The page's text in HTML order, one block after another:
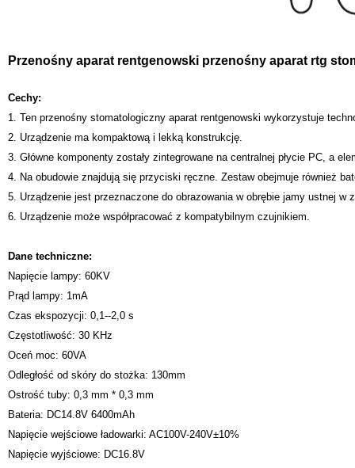
Przenośny aparat rentgenowski przenośny aparat rtg
Cechy:
1. Ten przenośny stomatologiczny aparat rentgenowski wykorzystuje
2. Urządzenie ma kompaktową i lekką konstrukcję.
3. Główne komponenty zostały zintegrowane na centralnej płycie PC, a
4. Na obudowie znajdują się przyciski ręczne. Zestaw obejmuje również
5. Urządzenie jest przeznaczone do obrazowania w obrębie jamy ustnej w
6. Urządzenie może współpracować z kompatybilnym czujnikiem.
Dane techniczne:
Napięcie lampy: 60KV
Prąd lampy: 1mA
Czas ekspozycji: 0,1--2,0 s
Częstotliwość: 30 KHz
Oceń moc: 60VA
Odległość od skóry do stożka: 130mm
Ostrość tuby: 0,3 mm * 0,3 mm
Bateria: DC14.8V 6400mAh
Napięcie wejściowe ładowarki: AC100V-240V±10%
Napięcie wyjściowe: DC16.8V